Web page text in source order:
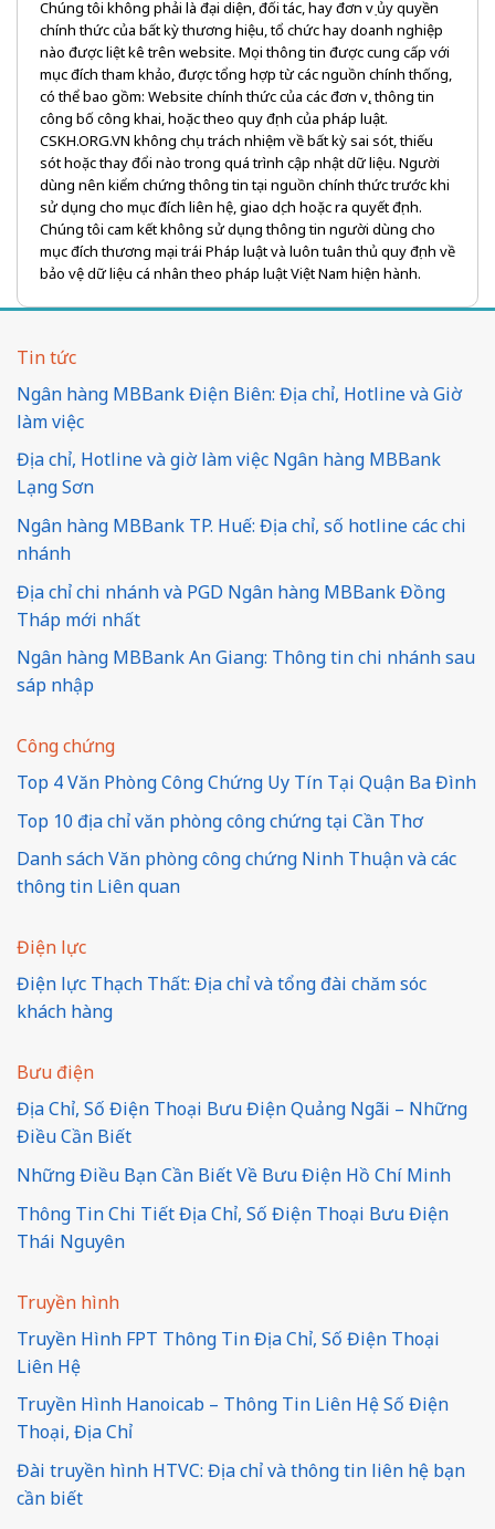
Chúng tôi không phải là đại diện, đối tác, hay đơn vị ủy quyền
chính thức của bất kỳ thương hiệu, tổ chức hay doanh nghiệp
nào được liệt kê trên website. Mọi thông tin được cung cấp với
mục đích tham khảo, được tổng hợp từ các nguồn chính thống,
có thể bao gồm: Website chính thức của các đơn vị, thông tin
công bố công khai, hoặc theo quy định của pháp luật.
CSKH.ORG.VN không chịu trách nhiệm về bất kỳ sai sót, thiếu
sót hoặc thay đổi nào trong quá trình cập nhật dữ liệu. Người
dùng nên kiểm chứng thông tin tại nguồn chính thức trước khi
sử dụng cho mục đích liên hệ, giao dịch hoặc ra quyết định.
Chúng tôi cam kết không sử dụng thông tin người dùng cho
mục đích thương mại trái Pháp luật và luôn tuân thủ quy định về
bảo vệ dữ liệu cá nhân theo pháp luật Việt Nam hiện hành.
Tin tức
Ngân hàng MBBank Điện Biên: Địa chỉ, Hotline và Giờ
làm việc
Địa chỉ, Hotline và giờ làm việc Ngân hàng MBBank
Lạng Sơn
Ngân hàng MBBank TP. Huế: Địa chỉ, số hotline các chi
nhánh
Địa chỉ chi nhánh và PGD Ngân hàng MBBank Đồng
Tháp mới nhất
Ngân hàng MBBank An Giang: Thông tin chi nhánh sau
sáp nhập
Công chứng
Top 4 Văn Phòng Công Chứng Uy Tín Tại Quận Ba Đình
Top 10 địa chỉ văn phòng công chứng tại Cần Thơ
Danh sách Văn phòng công chứng Ninh Thuận và các
thông tin Liên quan
Điện lực
Điện lực Thạch Thất: Địa chỉ và tổng đài chăm sóc
khách hàng
Bưu điện
Địa Chỉ, Số Điện Thoại Bưu Điện Quảng Ngãi – Những
Điều Cần Biết
Những Điều Bạn Cần Biết Về Bưu Điện Hồ Chí Minh
Thông Tin Chi Tiết Địa Chỉ, Số Điện Thoại Bưu Điện
Thái Nguyên
Truyền hình
Truyền Hình FPT Thông Tin Địa Chỉ, Số Điện Thoại
Liên Hệ
Truyền Hình Hanoicab – Thông Tin Liên Hệ Số Điện
Thoại, Địa Chỉ
Đài truyền hình HTVC: Địa chỉ và thông tin liên hệ bạn
cần biết